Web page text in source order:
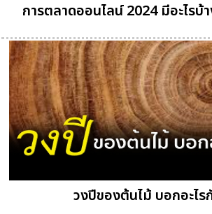
การตลาดออนไลน์ 2024 มีอะไรบ้
วงปีของต้นไม้ บอกอะไร